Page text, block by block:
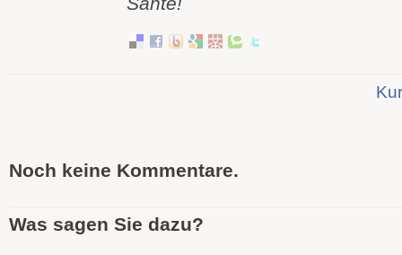
Noch keine Kommentare.
Was sagen Sie dazu?